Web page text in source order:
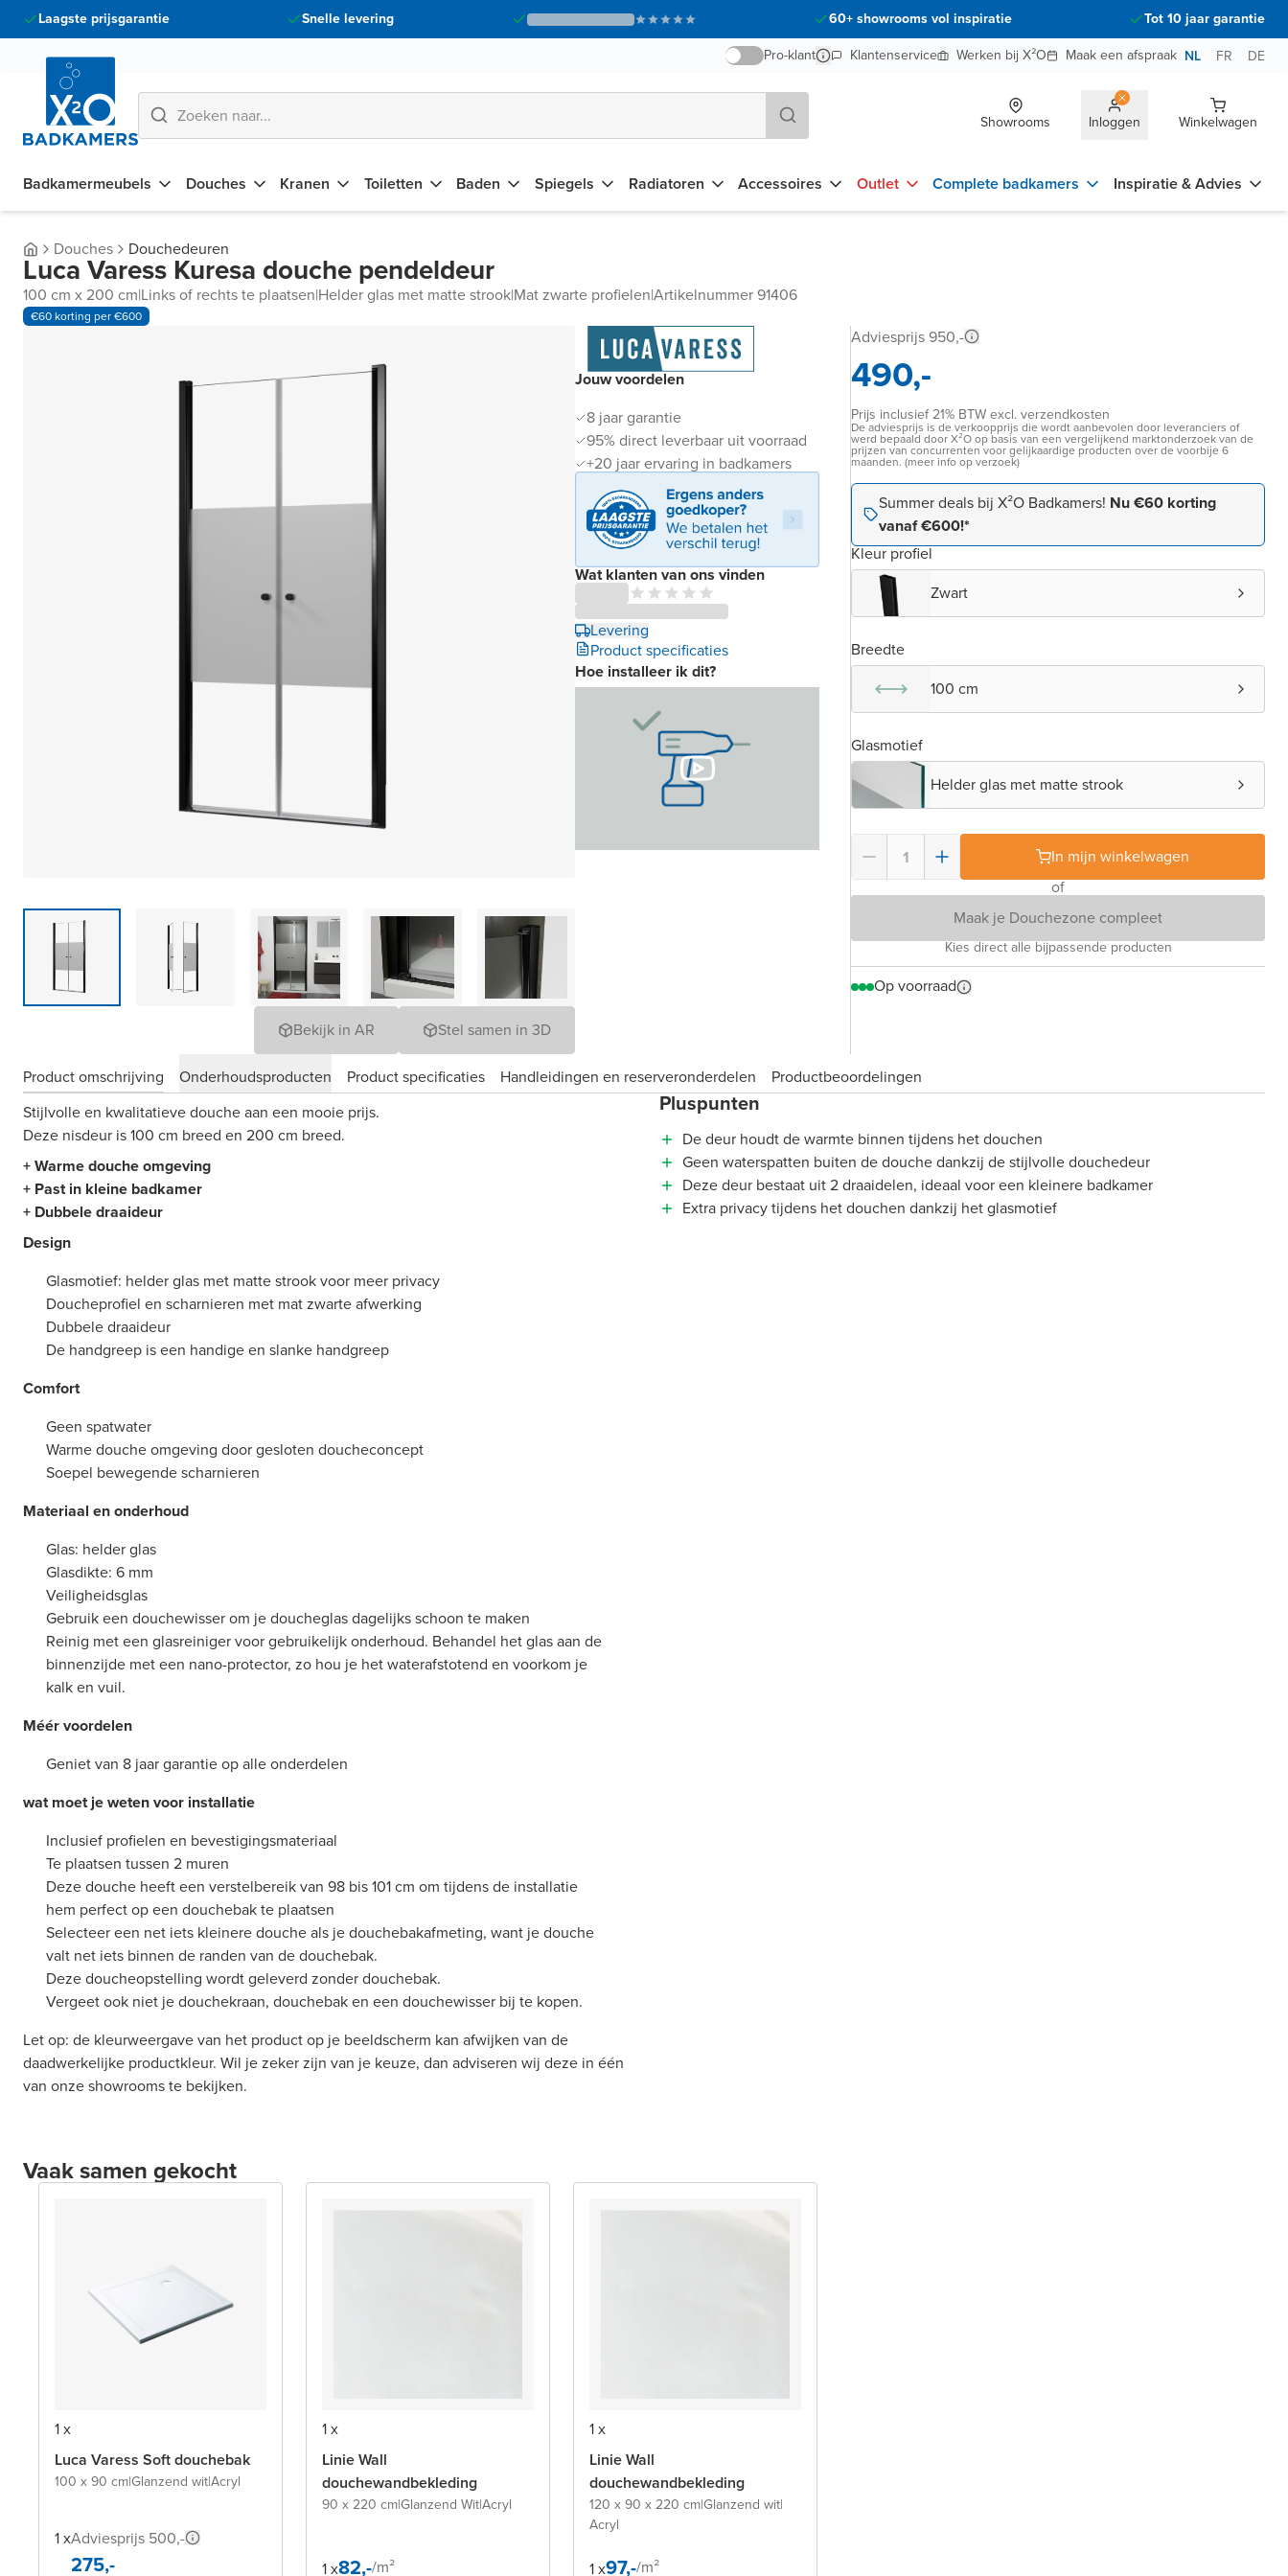
Laagste prijsgarantie Snelle levering 60+ showrooms vol inspiratie
Tot 10 jaar garantie
Pro-klant
Klantenservice Werken bij X²O Maak een afspraak NL FR DE
Showrooms Inloggen Winkelwagen
Badkamermeubels Douches Kranen Toiletten Baden Spiegels Radiatoren Accessoires Outlet Complete badkamers Inspiratie & Advies
Douches Douchedeuren
Luca Varess Kuresa douche pendeldeur
100 cm x 200 cm|Links of rechts te plaatsen|Helder glas met matte strook|Mat zwarte profielen|Artikelnummer 91406
€60 korting per €600
Bekijk in AR Stel samen in 3D
Jouw voordelen
8 jaar garantie
95% direct leverbaar uit voorraad
+20 jaar ervaring in badkamers
Wat klanten van ons vinden
Levering
Product specificaties
Hoe installeer ik dit?
Adviesprijs 950,-
490,-
Prijs inclusief 21% BTW excl. verzendkosten
De adviesprijs is de verkoopprijs die wordt aanbevolen door leveranciers of
werd bepaald door X²O op basis van een vergelijkend marktonderzoek van de
prijzen van concurrenten voor gelijkaardige producten over de voorbije 6
maanden. (meer info op verzoek)
Summer deals bij X²O Badkamers! Nu €60 korting
vanaf €600!*
Kleur profiel
Zwart
Breedte
100 cm
Glasmotief
Helder glas met matte strook
In mijn winkelwagen
of
Maak je Douchezone compleet
Kies direct alle bijpassende producten
Op voorraad
Product omschrijving Onderhoudsproducten Product specificaties Handleidingen en reserveronderdelen
Product­beoordelingen
Stijlvolle en kwalitatieve douche aan een mooie prijs.
Deze nisdeur is 100 cm breed en 200 cm breed.
+ Warme douche omgeving
+ Past in kleine badkamer
+ Dubbele draaideur
Design
Glasmotief: helder glas met matte strook voor meer privacy
Doucheprofiel en scharnieren met mat zwarte afwerking
Dubbele draaideur
De handgreep is een handige en slanke handgreep
Comfort
Geen spatwater
Warme douche omgeving door gesloten doucheconcept
Soepel bewegende scharnieren
Materiaal en onderhoud
Glas: helder glas
Glasdikte: 6 mm
Veiligheidsglas
Gebruik een douchewisser om je doucheglas dagelijks schoon te maken
Reinig met een glasreiniger voor gebruikelijk onderhoud. Behandel het glas aan de
binnenzijde met een nano-protector, zo hou je het waterafstotend en voorkom je
kalk en vuil.
Méér voordelen
Geniet van 8 jaar garantie op alle onderdelen
wat moet je weten voor installatie
Inclusief profielen en bevestigingsmateriaal
Te plaatsen tussen 2 muren
Deze douche heeft een verstelbereik van 98 bis 101 cm om tijdens de installatie
hem perfect op een douchebak te plaatsen
Selecteer een net iets kleinere douche als je douchebakafmeting, want je douche
valt net iets binnen de randen van de douchebak.
Deze doucheopstelling wordt geleverd zonder douchebak.
Vergeet ook niet je douchekraan, douchebak en een douchewisser bij te kopen.
Let op: de kleurweergave van het product op je beeldscherm kan afwijken van de
daadwerkelijke productkleur. Wil je zeker zijn van je keuze, dan adviseren wij deze in één
van onze showrooms te bekijken.
Pluspunten
De deur houdt de warmte binnen tijdens het douchen
Geen waterspatten buiten de douche dankzij de stijlvolle douchedeur
Deze deur bestaat uit 2 draaidelen, ideaal voor een kleinere badkamer
Extra privacy tijdens het douchen dankzij het glasmotief
Vaak samen gekocht
1 x
Luca Varess Soft douchebak
100 x 90 cm|Glanzend wit|Acryl
1 xAdviesprijs 500,-
275,-
1 x
Linie Wall
douchewandbekleding
90 x 220 cm|Glanzend Wit|Acryl
1 x82,-/m²
1 x
Linie Wall
douchewandbekleding
120 x 90 x 220 cm|Glanzend wit|
Acryl
1 x97,-/m²